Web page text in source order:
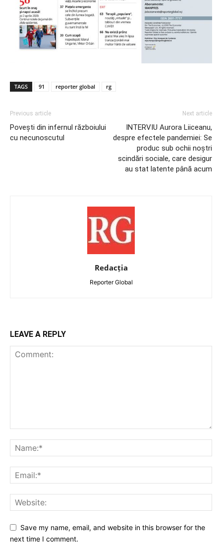
TAGS 91 reporter global rg
Previous article
Povești din infernul războiului
cu necunoscutul
Next article
INTERVIU Aurora Liiceanu,
despre efectele pandemiei: Se
produc sub ochii noștri
scindări sociale, care desigur
au stat latente până acum
Redacția
Reporter Global
LEAVE A REPLY
Save my name, email, and website in this browser for the
next time I comment.